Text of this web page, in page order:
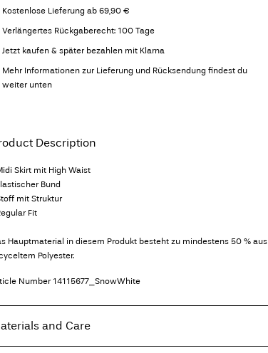
Kostenlose Lieferung ab 69,90 €
Verlängertes Rückgaberecht: 100 Tage
Jetzt kaufen & später bezahlen mit Klarna
Mehr Informationen zur Lieferung und Rücksendung findest du
weiter unten
Description
Skirt mit High Waist
Bund
mit Struktur
Fit
Hauptmaterial in diesem Produkt besteht zu mindestens 50 % aus
Polyester.
Number 14115677_SnowWhite
and Care